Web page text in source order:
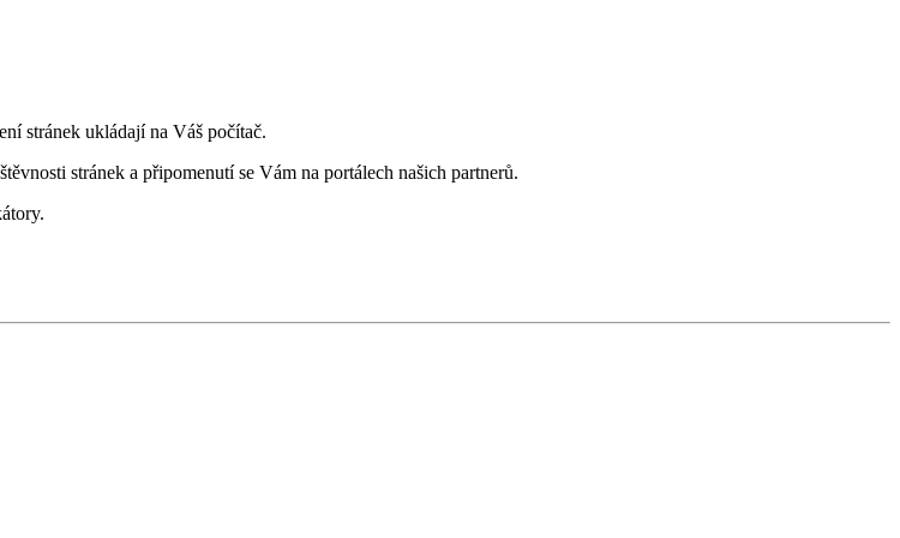
stránek ukládají na Váš počítač.
stránek a připomenutí se Vám na portálech našich partnerů.